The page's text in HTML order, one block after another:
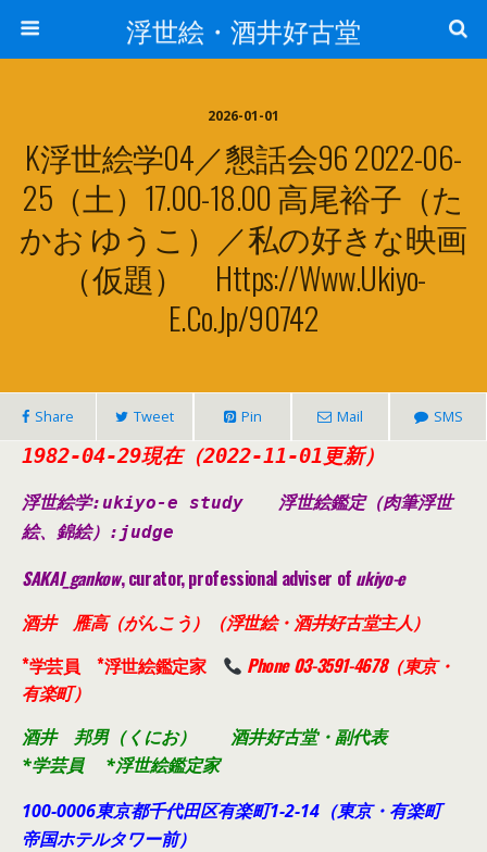
浮世絵・酒井好古堂
2026-01-01
K浮世絵学04／懇話会96 2022-06-
25（土）17.00-18.00 高尾裕子（た
かお ゆうこ）／私の好きな映画
（仮題） Https://www.ukiyo-
E.co.jp/90742
Share Tweet Pin Mail SMS
1982-04-29現在（2022-11-01更新）
浮世絵学:ukiyo-e study 浮世絵鑑定（肉筆浮世
絵、錦絵） :judge
SAKAI_gankow, curator, professional adviser of ukiyo-e
酒井 雁高（がんこう）（浮世絵・酒井好古堂主人）
*学芸員 *浮世絵鑑定家
Phone 03-3591-4678（東京・
有楽町）
酒井 邦男（くにお） 酒井好古堂・副代表
*学芸員 *浮世絵鑑定家
100-0006東京都千代田区有楽町1-2-14（東京・有楽町
帝国ホテルタワー前）